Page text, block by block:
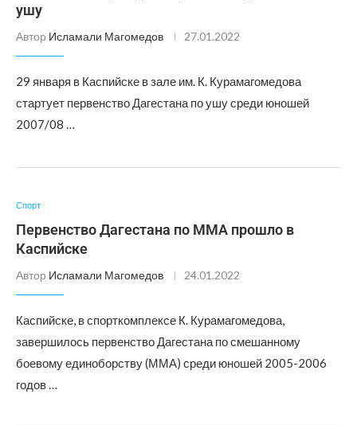
ушу
Автор Исламали Магомедов 27.01.2022
29 января в Каспийске в зале им. К. Курамагомедова
стартует первенство Дагестана по ушу среди юношей
2007/08 …
Спорт
Первенство Дагестана по ММА прошло в
Каспийске
Автор Исламали Магомедов 24.01.2022
Каспийске, в спорткомплексе К. Курамагомедова,
завершилось первенство Дагестана по смешанному
боевому единоборству (ММА) среди юношей 2005-2006
годов …